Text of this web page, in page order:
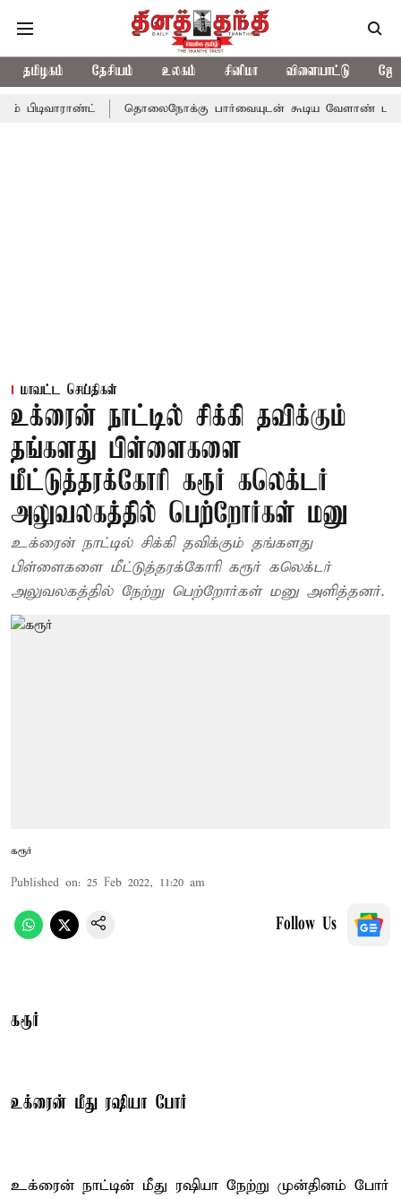
தமிழகம் தேசியம் உலகம் சினிமா விளையாட்டு
தொலைநோக்கு பார்வையுடன் கூடிய வேளாண்
மாவட்ட செய்திகள்
உக்ரைன் நாட்டில் சிக்கி தவிக்கும்
தங்களது பிள்ளைகளை
மீட்டுத்தரக்கோரி கரூர் கலெக்டர்
அலுவலகத்தில் பெற்றோர்கள் மனு
உக்ரைன் நாட்டில் சிக்கி தவிக்கும் தங்களது
பிள்ளைகளை மீட்டுத்தரக்கோரி கரூர் கலெக்டர்
அலுவலகத்தில் நேற்று பெற்றோர்கள் மனு அளித்தனர்.
கரூர்
Published on: 25 Feb 2022, 11:20 am
Follow Us
கரூர்
உக்ரைன் மீது ரஷியா போர்
உக்ரைன் நாட்டின் மீது ரஷியா நேற்று முன்தினம் போர்